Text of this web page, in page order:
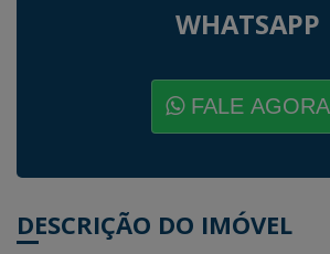
WHATSAPP
FALE AGORA
DESCRIÇÃO DO IMÓVEL